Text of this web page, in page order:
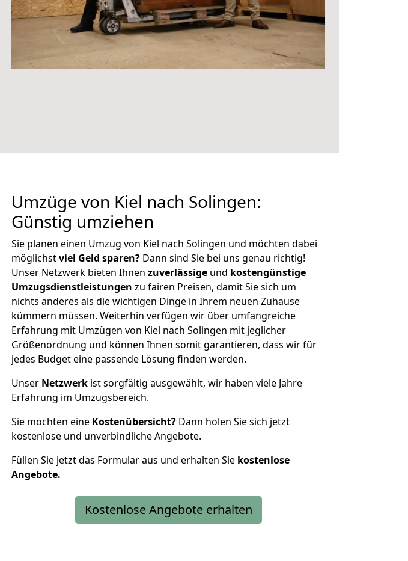
Umzüge von Kiel nach Solingen:
Günstig umziehen
Sie planen einen Umzug von Kiel nach Solingen und möchten dabei
möglichstviel Geld sparen? Dann sind Sie bei uns genau richtig!
Unser Netzwerk bieten Ihnen zuverlässige und kostengünstige
Umzugsdienstleistungen zu fairen Preisen, damit Sie sich um
nichts anderes als die wichtigen Dinge in Ihrem neuen Zuhause
kümmern müssen. Weiterhin verfügen wir über umfangreiche
Erfahrung mit Umzügen von Kiel nach Solingen mit jeglicher
Größenordnung und können Ihnen somit garantieren, dass wir für
jedes Budget eine passende Lösung finden werden.
Unser Netzwerk ist sorgfältig ausgewählt, wir haben viele Jahre
Erfahrung im Umzugsbereich.
Sie möchten eine Kostenübersicht? Dann holen Sie sich jetzt
kostenlose und unverbindliche Angebote.
Füllen Sie jetzt das Formular aus und erhalten Sie kostenlose
Angebote.
Kostenlose Angebote erhalten